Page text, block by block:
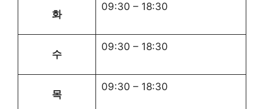
화
09:30 – 18:30
수
09:30 – 18:30
목
09:30 – 18:30